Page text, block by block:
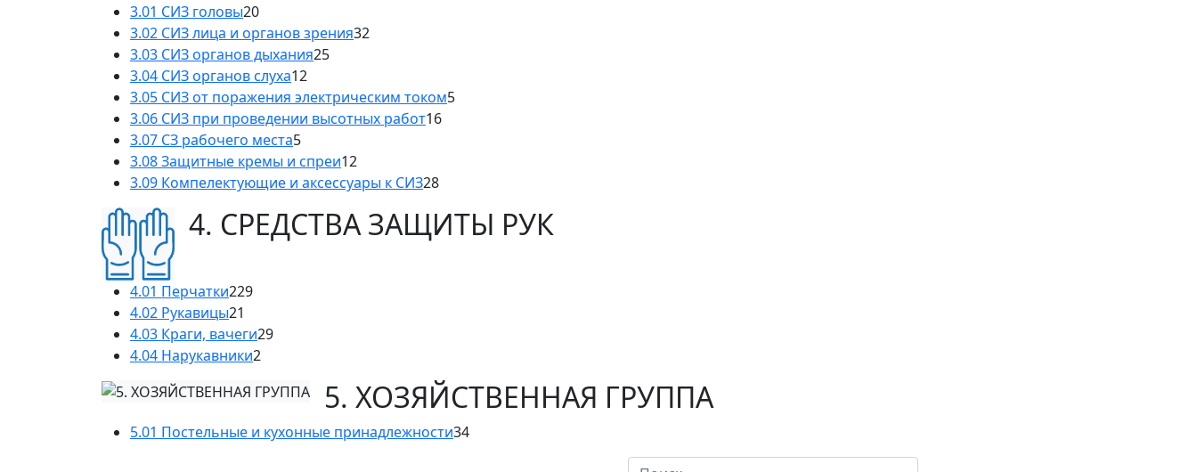
3.01 СИЗ головы20
3.02 СИЗ лица и органов зрения32
3.03 СИЗ органов дыхания25
3.04 СИЗ органов слуха12
3.05 СИЗ от поражения электрическим током5
3.06 СИЗ при проведении высотных работ16
3.07 СЗ рабочего места5
3.08 Защитные кремы и спреи12
3.09 Компелектующие и аксессуары к СИЗ28
4. СРЕДСТВА ЗАЩИТЫ РУК
4.01 Перчатки229
4.02 Рукавицы21
4.03 Краги, вачеги29
4.04 Нарукавники2
5. ХОЗЯЙСТВЕННАЯ ГРУППА
5.01 Постельные и кухонные принадлежности34